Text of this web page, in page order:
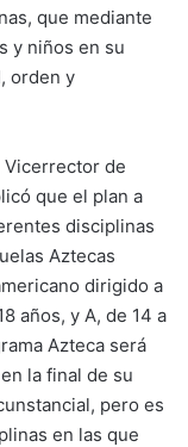
que mediante
y niños en su
orden y
Vicerrector de
que el plan a
disciplinas
Aztecas
dirigido a
años, y A, de 14 a
Azteca será
la final de su
pero es
en las que